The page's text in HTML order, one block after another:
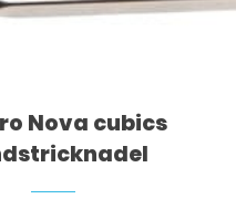
Nova cubics